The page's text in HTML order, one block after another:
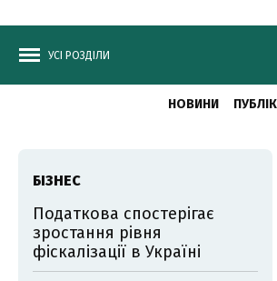
УСІ РОЗДІЛИ
НОВИНИ
БІЗНЕС
Податкова спостерігає
зростання рівня
фіскалізації в Україні